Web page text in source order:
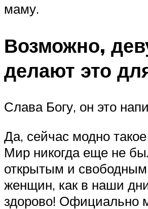
маму.
Возможно,
делают это
Слава Богу, он это
Да, сейчас модно
Мир никогда еще не
открытым и
женщин, как в наши
здорово! Официально